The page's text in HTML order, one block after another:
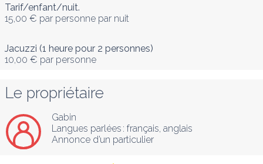
Tarif/enfant/nuit.
15,00 € par personne par nuit
Jacuzzi (1 heure pour 2 personnes)
10,00 € par personne
Le propriétaire
Gabin
Langues parlées : français, anglais
Annonce d’un particulier